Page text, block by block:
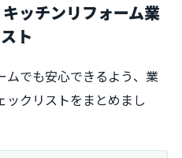
ッチンリフォーム業
ト
ムでも安心できるよう、業
クリストをまとめまし